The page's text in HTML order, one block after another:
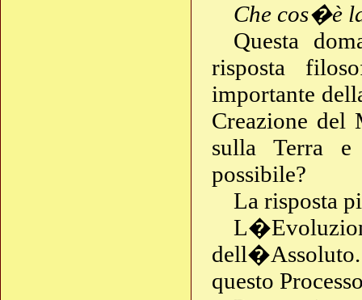
Che cos�è
Questa
risposta
importante
Creazione del
sulla Terra
possibile?
La risposta
questo